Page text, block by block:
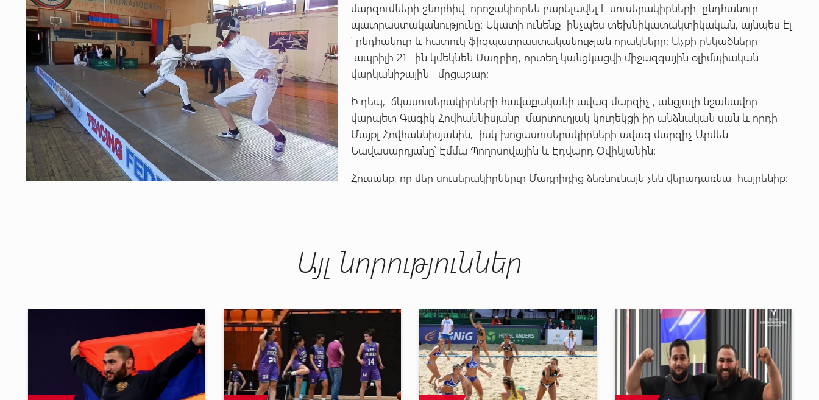
մարզումների շնորհիվ որոշակիորեն բարելավել է սուսերակիրների ընդհանուր
պատրաստականությունը: Նկատի ունենք ինչպես տեխնիկատակտիկական, այնպես էլ
՝ ընդհանուր և հատուկ ֆիզպատրաստականության որակները: Աչքի ընկածները
ապրիլի 21 –ին կմեկնեն Մադրիդ, որտեղ կանցկացվի միջազգային օլիմպիական
վարկանիշային մրցաշար:
Ի դեպ, ճկասուսերակիրների հավաքականի ավագ մարզիչ , անցյալի նշանավոր
վարպետ Գագիկ Հովհաննիսյանը մարտուղյակ կուղեկցի իր անձնական սան և որդի
Մայքլ Հովհաննիսյանին, իսկ խոցասուսերակիրների ավագ մարզիչ Արմեն
Նավասարդյանը՝ Էմմա Պողոսովային և Էդվարդ Օվիկյանին:
Հուսանք, որ մեր սուսերակիրներւը Մադրիդից ձեռնունայն չեն վերադառնա հայրենիք:
Այլ նորություններ